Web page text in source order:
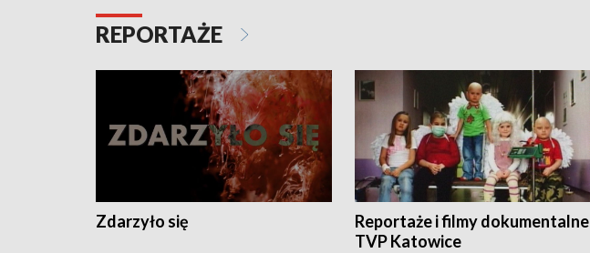
REPORTAŻE
Zdarzyło się
Reportaże i filmy dokumentalne
TVP Katowice